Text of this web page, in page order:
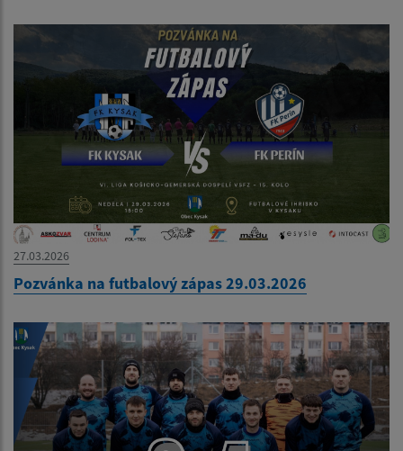
27.03.2026
Pozvánka na futbalový zápas 29.03.2026